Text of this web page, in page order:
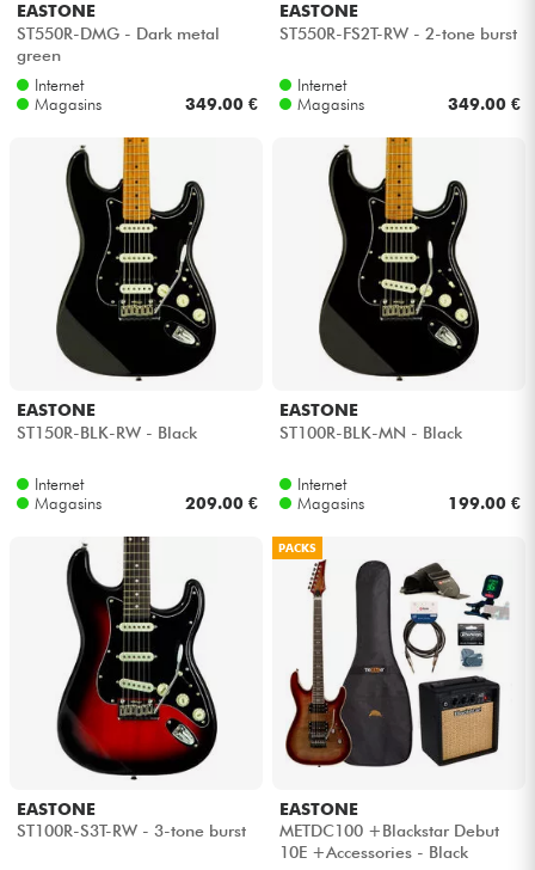
EASTONE
ST550R-DMG - Dark metal
green
Internet
Magasins
349.00 €
EASTONE
ST550R-FS2T-RW - 2-tone burst
Internet
Magasins
349.00 €
EASTONE
ST150R-BLK-RW - Black
Internet
Magasins
209.00 €
EASTONE
ST100R-BLK-MN - Black
Internet
Magasins
199.00 €
EASTONE
ST100R-S3T-RW - 3-tone burst
PACKS
EASTONE
METDC100 +Blackstar Debut
10E +Accessories - Black